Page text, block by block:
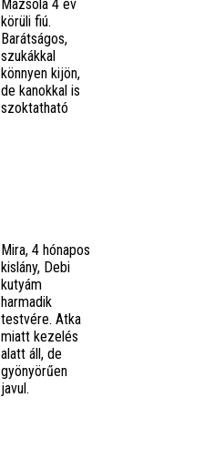
Mazsola 4 év
körüli fiú.
Barátságos,
szukákkal
könnyen kijön,
de kanokkal is
szoktatható
Mira, 4 hónapos
kislány, Debi
kutyám
harmadik
testvére. Atka
miatt kezelés
alatt áll, de
gyönyörűen
javul.